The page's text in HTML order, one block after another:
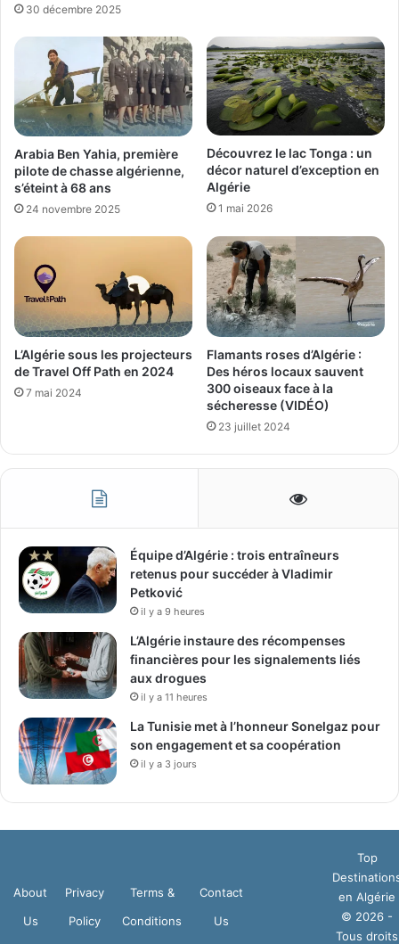
30 décembre 2025
Arabia Ben Yahia, première
pilote de chasse algérienne,
s’éteint à 68 ans
24 novembre 2025
Découvrez le lac Tonga : un
décor naturel d’exception en
Algérie
1 mai 2026
L’Algérie sous les projecteurs
de Travel Off Path en 2024
7 mai 2024
Flamants roses d’Algérie :
Des héros locaux sauvent
300 oiseaux face à la
sécheresse (VIDÉO)
23 juillet 2024
Équipe d’Algérie : trois entraîneurs
retenus pour succéder à Vladimir
Petković
il y a 9 heures
L’Algérie instaure des récompenses
financières pour les signalements liés
aux drogues
il y a 11 heures
La Tunisie met à l’honneur Sonelgaz pour
son engagement et sa coopération
il y a 3 jours
About
Us
Privacy
Policy
Terms &
Conditions
Contact
Us
Top
en Algérie
© 2026 -
Tous droits